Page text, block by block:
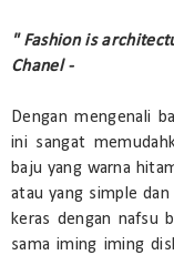
" Fashion is
Chanel -
Dengan mengenali
ini sangat
baju yang warna
atau yang simple
keras dengan nafsu
sama iming iming